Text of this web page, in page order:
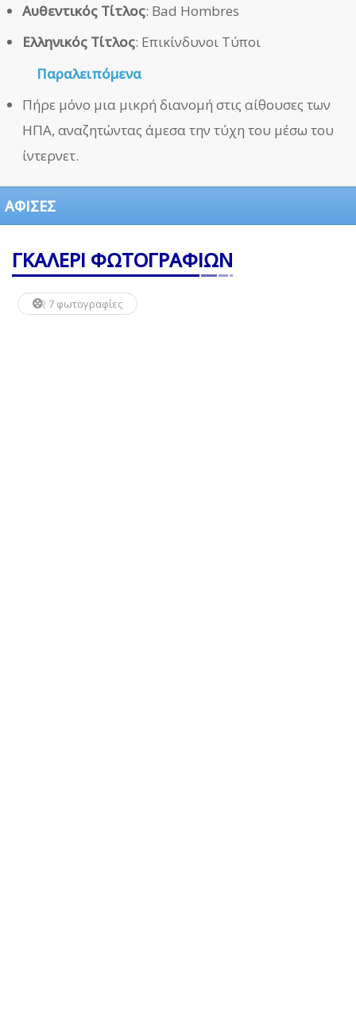
Αυθεντικός Τίτλος: Bad Hombres
Ελληνικός Τίτλος: Επικίνδυνοι Τύποι
Παραλειπόμενα
Πήρε μόνο μια μικρή διανομή στις αίθουσες των
ΗΠΑ, αναζητώντας άμεσα την τύχη του μέσω του
ίντερνετ.
ΑΦΙΣΕΣ
ΓΚΑΛΕΡΙ ΦΩΤΟΓΡΑΦΙΩΝ
7 φωτογραφίες